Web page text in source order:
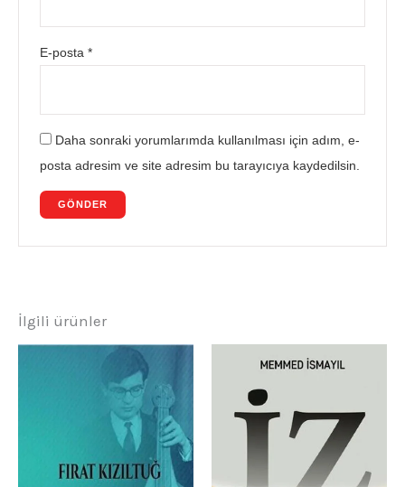
E-posta*
Daha sonraki yorumlarımda kullanılması için adım, e-
posta adresim ve site adresim bu tarayıcıya kaydedilsin.
İlgili ürünler